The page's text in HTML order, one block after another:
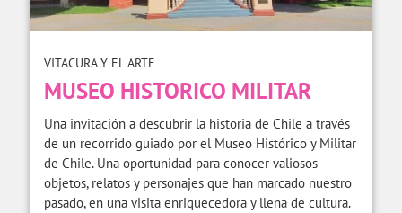
VITACURA Y EL ARTE
MUSEO HISTORICO MILITAR
Una invitación a descubrir la historia de Chile a través
de un recorrido guiado por el Museo Histórico y Militar
de Chile. Una oportunidad para conocer valiosos
objetos, relatos y personajes que han marcado nuestro
pasado, en una visita enriquecedora y llena de cultura.